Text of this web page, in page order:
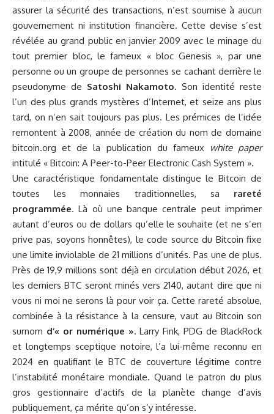
assurer la sécurité des transactions, n’est soumise à aucun
gouvernement ni institution financière. Cette devise s’est
révélée au grand public en janvier 2009 avec le minage du
tout premier bloc, le fameux « bloc Genesis », par une
personne ou un groupe de personnes se cachant derrière le
pseudonyme de Satoshi Nakamoto. Son identité reste
l’un des plus grands mystères d’Internet, et seize ans plus
tard, on n’en sait toujours pas plus. Les prémices de l’idée
remontent à 2008, année de création du nom de domaine
bitcoin.org et de la publication du fameux white paper
intitulé « Bitcoin: A Peer-to-Peer Electronic Cash System ».
Une caractéristique fondamentale distingue le Bitcoin de
toutes les monnaies traditionnelles, sa rareté
programmée. Là où une banque centrale peut imprimer
autant d’euros ou de dollars qu’elle le souhaite (et ne s’en
prive pas, soyons honnêtes), le code source du Bitcoin fixe
une limite inviolable de 21 millions d’unités. Pas une de plus.
Près de 19,9 millions sont déjà en circulation début 2026, et
les derniers BTC seront minés vers 2140, autant dire que ni
vous ni moi ne serons là pour voir ça. Cette rareté absolue,
combinée à la résistance à la censure, vaut au Bitcoin son
surnom d’« or numérique ». Larry Fink, PDG de BlackRock
et longtemps sceptique notoire, l’a lui-même reconnu en
2024 en qualifiant le BTC de couverture légitime contre
l’instabilité monétaire mondiale. Quand le patron du plus
gros gestionnaire d’actifs de la planète change d’avis
publiquement, ça mérite qu’on s’y intéresse.